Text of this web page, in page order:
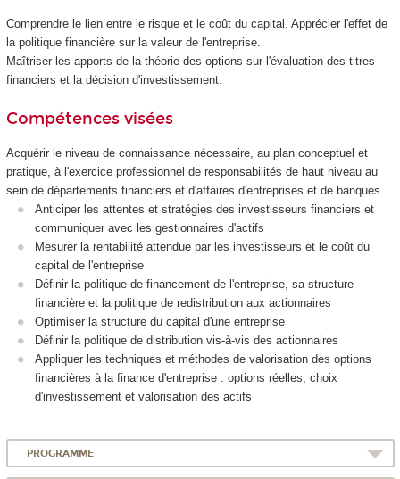
Comprendre le lien entre le risque et le coût du capital. Apprécier l'effet de
la politique financière sur la valeur de l'entreprise.
Maîtriser les apports de la théorie des options sur l'évaluation des titres
financiers et la décision d'investissement.
Compétences visées
Acquérir le niveau de connaissance nécessaire, au plan conceptuel et
pratique, à l'exercice professionnel de responsabilités de haut niveau au
sein de départements financiers et d'affaires d'entreprises et de banques.
Anticiper les attentes et stratégies des investisseurs financiers et
communiquer avec les gestionnaires d'actifs
Mesurer la rentabilité attendue par les investisseurs et le coût du
capital de l'entreprise
Définir la politique de financement de l'entreprise, sa structure
financière et la politique de redistribution aux actionnaires
Optimiser la structure du capital d'une entreprise
Définir la politique de distribution vis-à-vis des actionnaires
Appliquer les techniques et méthodes de valorisation des options
financières à la finance d'entreprise : options réelles, choix
d'investissement et valorisation des actifs
PROGRAMME